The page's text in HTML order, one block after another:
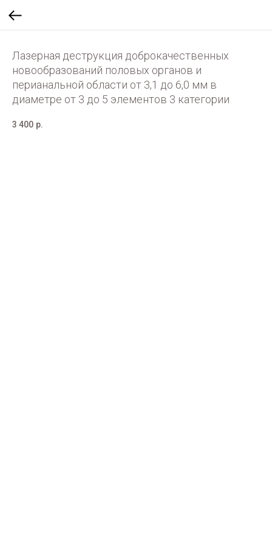
Лазерная деструкция доброкачественных
новообразований половых органов и
перианальной области от 3,1 до 6,0 мм в
диаметре от 3 до 5 элементов 3 категории
3 400 р.